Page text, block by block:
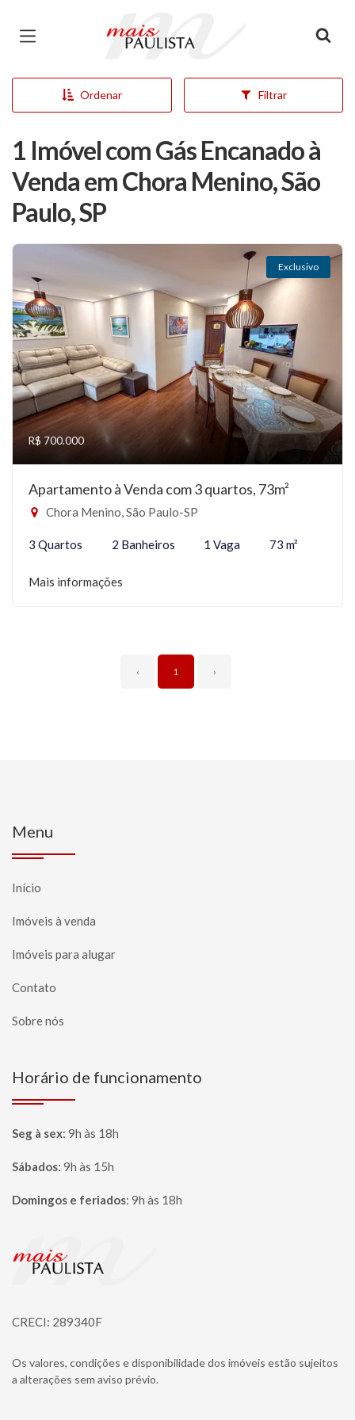
Página inicial
Ordenar Filtrar
1 Imóvel com Gás Encanado à
Venda em Chora Menino, São
Paulo, SP
Exclusivo
R$ 700.000
Apartamento à Venda com 3 quartos, 73m²
Chora Menino, São Paulo-SP
3 Quartos 2 Banheiros 1 Vaga 73 m²
Mais informações
‹ 1 ›
Menu
Início
Imóveis à venda
Imóveis para alugar
Contato
Sobre nós
Horário de funcionamento
Seg à sex: 9h às 18h
Sábados: 9h às 15h
Domingos e feriados: 9h às 18h
Página inicial
CRECI: 289340F
Os valores, condições e disponibilidade dos imóveis estão sujeitos
a alterações sem aviso prévio.